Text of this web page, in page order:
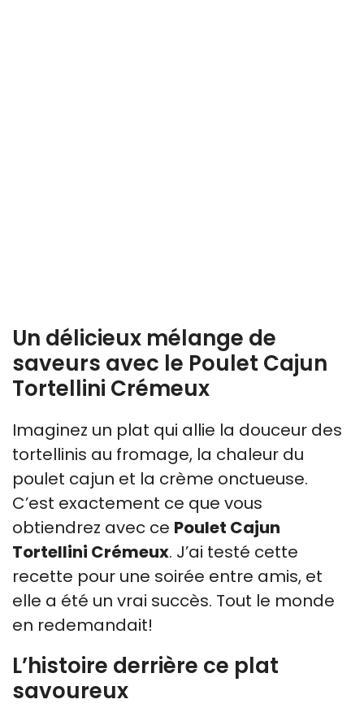
Un délicieux mélange de
saveurs avec le Poulet Cajun
Tortellini Crémeux
Imaginez un plat qui allie la douceur des
tortellinis au fromage, la chaleur du
poulet cajun et la crème onctueuse.
C’est exactement ce que vous
obtiendrez avec ce Poulet Cajun
Tortellini Crémeux. J’ai testé cette
recette pour une soirée entre amis, et
elle a été un vrai succès. Tout le monde
en redemandait!
L’histoire derrière ce plat
savoureux